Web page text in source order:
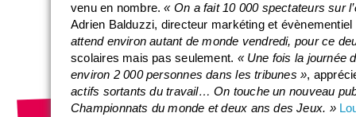
venu en nombre.« On a fait 10 000 spectateurs sur
Adrien Balduzzi, directeur markéting et
attend environ autant de monde vendredi, pour ce
scolaires mais pas seulement. « Une fois la journée
environ 2 000 personnes dans les tribunes »,
actifs sortants du travail… On touche un nouveau
Championnats du monde et deux ans des Jeux. »